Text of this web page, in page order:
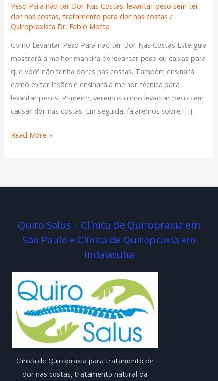
Peso Para não ter Dor Nas Costas,levantar peso sem ter
dor nas costas,tratamento para dor nas costas /
Quiropraxista Dr. Fabio Motta
Como Levantar Peso Para não ter Dor Nas Costas Este guia
mostrará a melhor maneira de levantar peso ou caixas para
que você não tenha dores nas costas. Também ensinará
como evitar lesões e ensinará a melhor técnica para
levantar pesos. Primeiro, veremos como levantar peso sem
causar dor nas costas. Em seguida, falaremos sobre […]
Dor
Nas
Costas
Read More »
Quiro Salus – Clínica De Quiropraxia em
São Paulo e Clínica de Quiropraxia em
Indaiatuba
Clínica de Quiropraxia para tratamento de
dor nas costas, tratamento natural da